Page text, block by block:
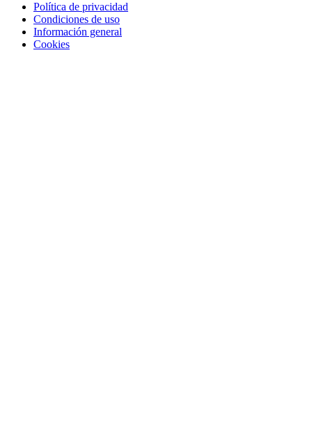
Política de privacidad
Condiciones de uso
Información general
Cookies